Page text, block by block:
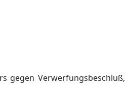
gegen Verwerfungsbeschluß,